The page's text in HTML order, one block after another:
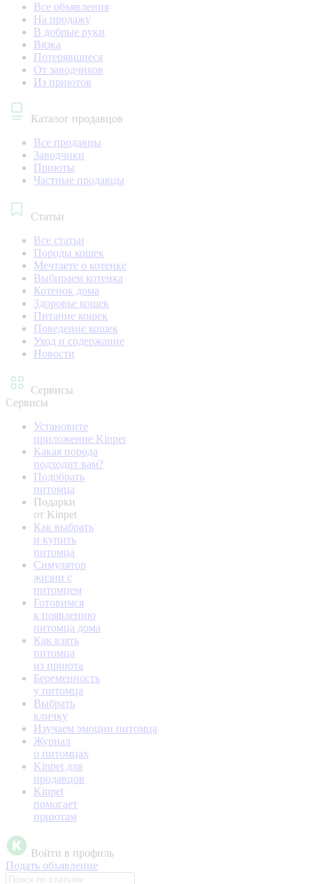
Все объявления
На продажу
В добрые руки
Вязка
Потерявшиеся
От заводчиков
Из приютов
Каталог продавцов
Все продавцы
Заводчики
Приюты
Частные продавцы
Статьи
Все статьи
Породы кошек
Мечтаете о котенке
Выбираем котенка
Котенок дома
Здоровье кошек
Питание кошек
Поведение кошек
Уход и содержание
Новости
Сервисы
Сервисы
Установите
приложение Kinpet
Какая порода
подходит вам?
Подобрать
питомца
Подарки
от Kinpet
Как выбрать
и купить
питомца
Симулятор
жизни с
питомцем
Готовимся
к появлению
питомца дома
Как взять
питомца
из приюта
Беременность
у питомца
Выбрать
кличку
Изучаем эмоции питомца
Журнал
о питомцах
Kinpet для
продавцов
Kinpet
помогает
приютам
Войти в профиль
Подать объявление